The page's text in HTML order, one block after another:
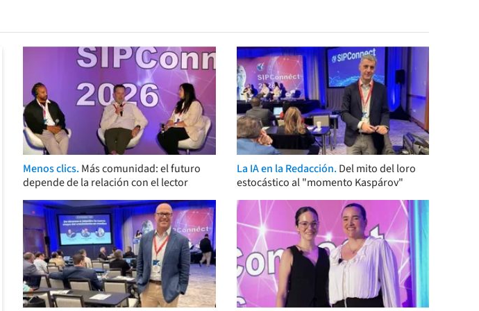
Menos clics. Más comunidad: el futuro
depende de la relación con el lector
La IA en la Redacción. Del mito del loro
estocástico al "momento Kaspárov"